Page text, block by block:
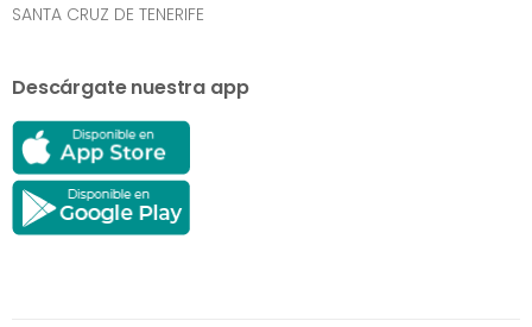
SANTA CRUZ DE TENERIFE
Descárgate nuestra app